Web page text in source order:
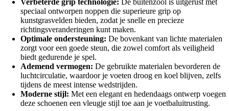
speciaal ontworpen noppen die superieure grip op
kunstgrasvelden bieden, zodat je snelle en precieze
richtingsveranderingen kunt maken.
Optimale ondersteuning: De bovenkant van lichte materialen
zorgt voor een goede steun, die zowel comfort als veiligheid
biedt gedurende je spel.
Ademend vermogen: De gebruikte materialen bevorderen de
luchtcirculatie, waardoor je voeten droog en koel blijven, zelfs
tijdens de meest intense wedstrijden.
Moderne stijl: Met een elegant en hedendaags ontwerp voegen
deze schoenen een vleugje stijl toe aan je voetbaluitrusting.